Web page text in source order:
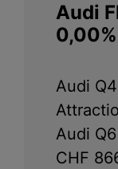
Audi
Audi
Audi
CHF